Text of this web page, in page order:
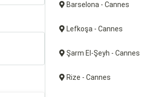
Barselona - Cannes
Lefkoşa - Cannes
Şarm El-Şeyh - Cannes
Rize - Cannes